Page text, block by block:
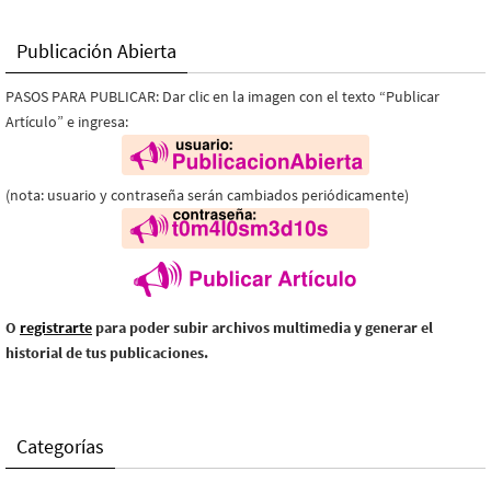
Publicación Abierta
PASOS PARA PUBLICAR: Dar clic en la imagen con el texto “Publicar
Artículo” e ingresa:
(nota: usuario y contraseña serán cambiados periódicamente)
O registrarte para poder subir archivos multimedia y generar el
historial de tus publicaciones.
Categorías